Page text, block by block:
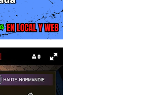
tiene su
de una
sino que son
estar operando